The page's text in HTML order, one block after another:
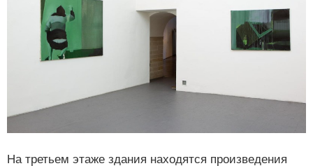
На третьем этаже здания находятся произведения